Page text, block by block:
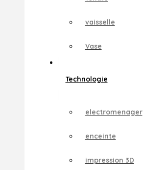
vaisselle
Vase
Technologie
electromenager
enceinte
impression 3D